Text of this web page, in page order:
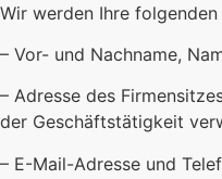
Wir werden Ihre
– Vor- und Nachname,
– Adresse des
der Geschäftstätigkeit
– E-Mail-Adresse und